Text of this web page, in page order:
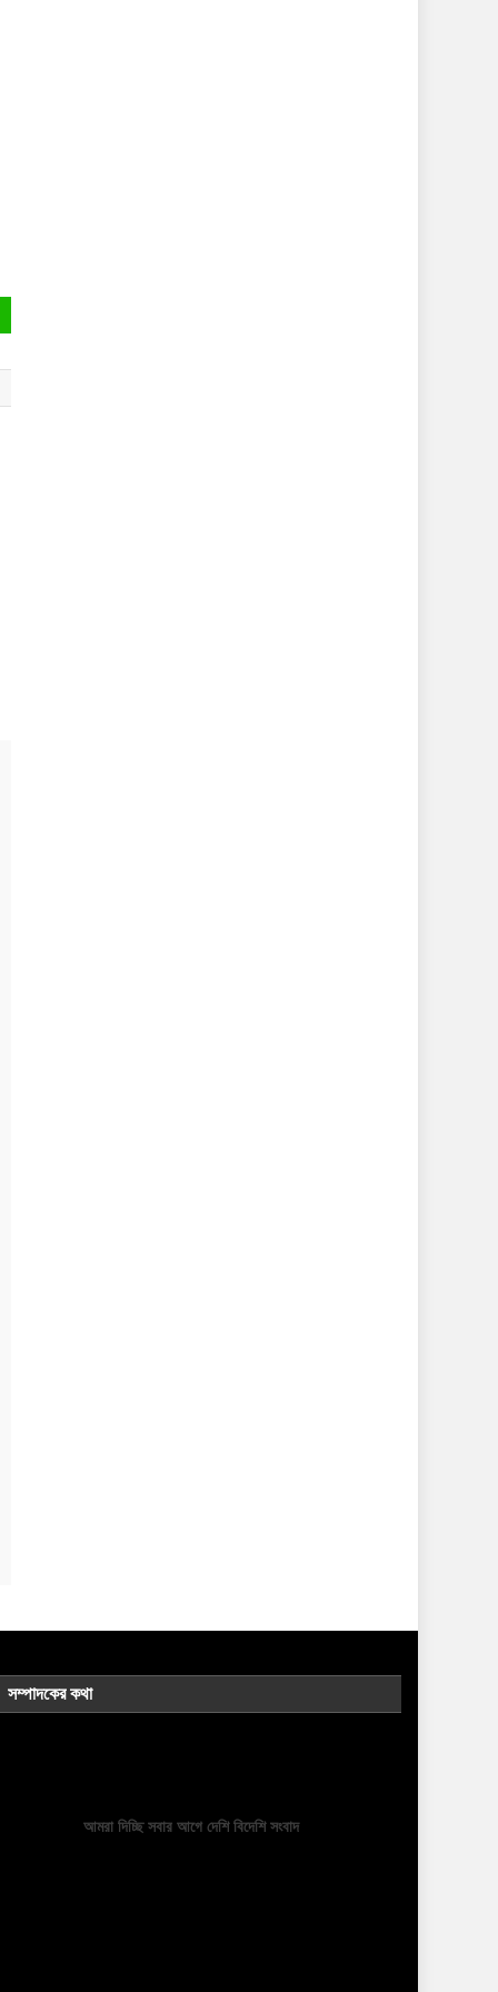
সম্পাদকের কথা
আমরা দিচ্ছি সবার আগে দেশি বিদেশি সংবাদ